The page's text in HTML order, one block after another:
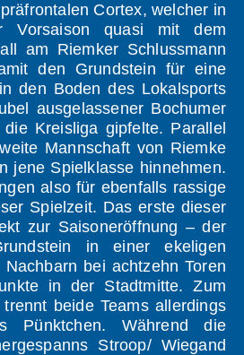
Cortex, welcher in
Vorsaison quasi mit dem
am Riemker Schlussmann
den Grundstein für eine
den Boden des Lokalsports
ausgelassener Bochumer
Kreisliga gipfelte. Parallel
Mannschaft von Riemke
jene Spielklasse hinnehmen.
also für ebenfalls rassige
Spielzeit. Das erste dieser
zur Saisoneröffnung – der
in einer ekeligen
bei achtzehn Toren
in der Stadtmitte. Zum
beide Teams allerdings
Pünktchen. Während die
Stroop/ Wiegand